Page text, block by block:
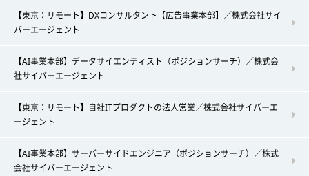
【東京：リモート】DXコンサルタント【広告事業本部】／株式会社サイ
バーエージェント
【AI事業本部】データサイエンティスト（ポジションサーチ）／株式会
社サイバーエージェント
【東京：リモート】自社ITプロダクトの法人営業／株式会社サイバーエ
ージェント
【AI事業本部】サーバーサイドエンジニア（ポジションサーチ）／株式
会社サイバーエージェント